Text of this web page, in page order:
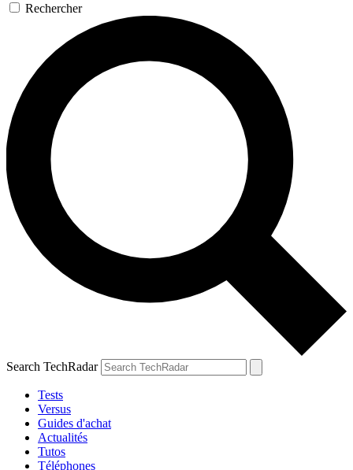
Rechercher
Search TechRadar
Tests
Versus
Guides d'achat
Actualités
Tutos
Téléphones